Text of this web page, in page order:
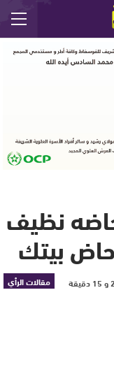
نظيف
بيتك
مقالات الرأي